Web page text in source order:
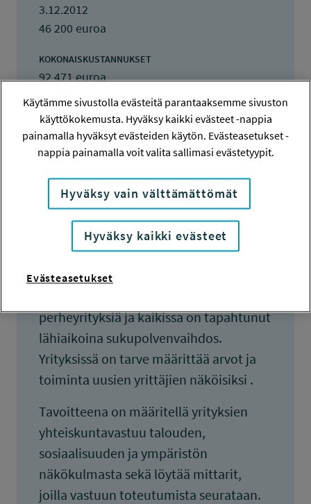
3.12.2012
46 200 euroa
KOKONAISKUSTANNUKSET
92 471 euroa
TULOKSET VALMISTUNEET
3.12.2014
Tiivistelmä
HoVa hanke
Hanke on neljän hoivakodin
perheyrityksiä ja kaikissa on tapahtunut
lähiaikoina sukupolvenvaihdos.
Yrityksissä on tarve määrittää arvot ja
toiminta uusien yrittäjien näköisiksi .
Tavoitteena on määritellä yrityksien
yhteiskuntavastuu talouden,
sosiaalisuuden ja ympäristön
näkökulmasta sekä löytää mittarit,
joilla vastuun toteutumista seurataan.
Käytämme sivustolla evästeitä parantaaksemme sivuston
käyttökokemusta. Hyväksy kaikki evästeet -nappia
painamalla hyväksyt evästeiden käytön. Evästeasetukset -
nappia painamalla voit valita sallimasi evästetyypit.
Hyväksy vain välttämättömät
Hyväksy kaikki evästeet
Evästeasetukset